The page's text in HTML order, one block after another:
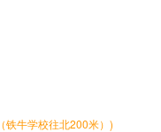
牛学校往北200米） )